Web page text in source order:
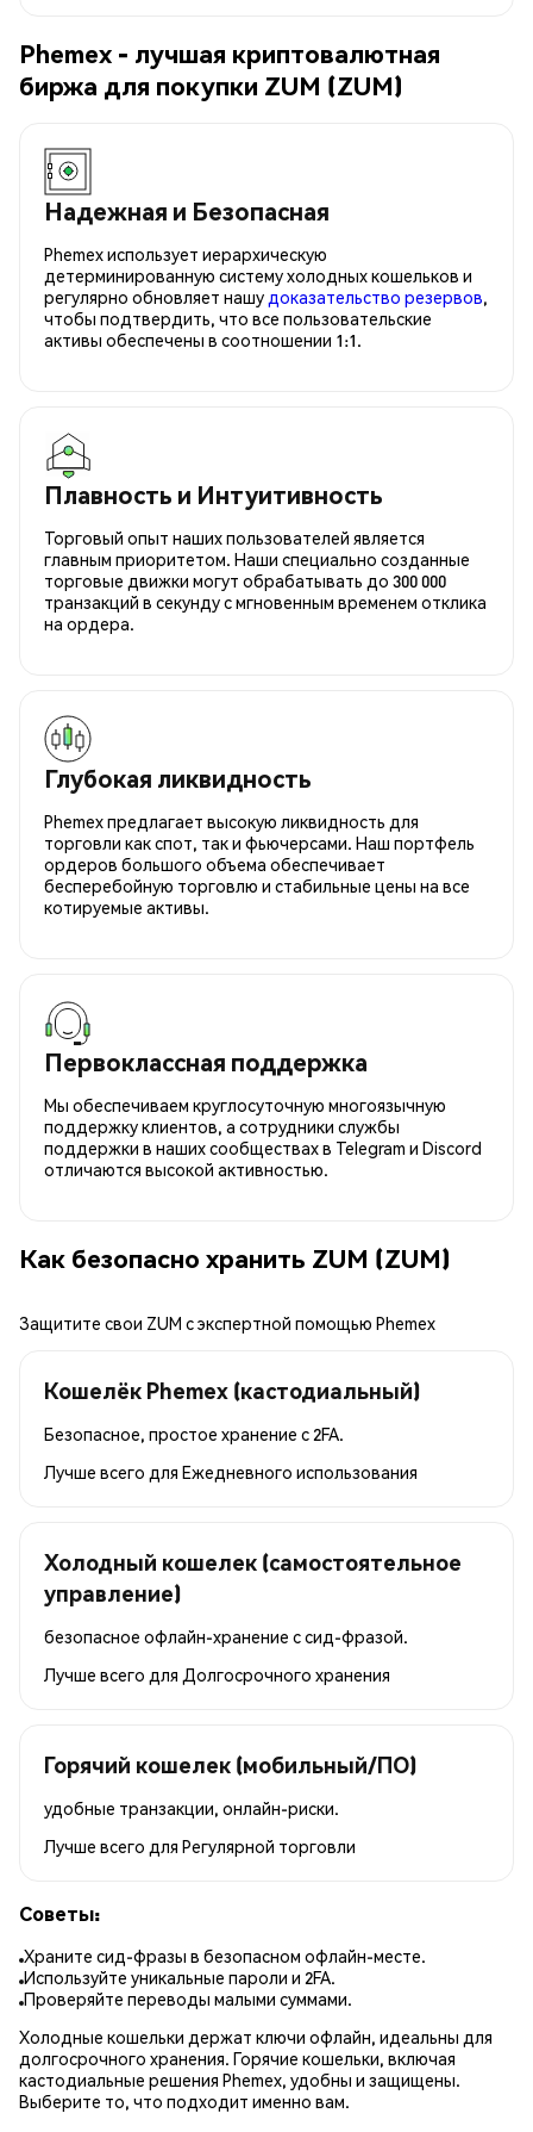
Phemex - лучшая криптовалютная
биржа для покупки ZUM (ZUM)
Надежная и Безопасная
Phemex использует иерархическую
детерминированную систему холодных кошельков и
регулярно обновляет нашу доказательство резервов,
чтобы подтвердить, что все пользовательские
активы обеспечены в соотношении 1:1.
Плавность и Интуитивность
Торговый опыт наших пользователей является
главным приоритетом. Наши специально созданные
торговые движки могут обрабатывать до 300 000
транзакций в секунду с мгновенным временем отклика
на ордера.
Глубокая ликвидность
Phemex предлагает высокую ликвидность для
торговли как спот, так и фьючерсами. Наш портфель
ордеров большого объема обеспечивает
бесперебойную торговлю и стабильные цены на все
котируемые активы.
Первоклассная поддержка
Мы обеспечиваем круглосуточную многоязычную
поддержку клиентов, а сотрудники службы
поддержки в наших сообществах в Telegram и Discord
отличаются высокой активностью.
Как безопасно хранить ZUM (ZUM)
Защитите свои ZUM с экспертной помощью Phemex
Кошелёк Phemex (кастодиальный)
Безопасное, простое хранение с 2FA.
Лучше всего для Ежедневного использования
Холодный кошелек (самостоятельное
управление)
безопасное офлайн-хранение с сид-фразой.
Лучше всего для Долгосрочного хранения
Горячий кошелек (мобильный/ПО)
удобные транзакции, онлайн-риски.
Лучше всего для Регулярной торговли
Советы:
Храните сид-фразы в безопасном офлайн-месте.
Используйте уникальные пароли и 2FA.
Проверяйте переводы малыми суммами.
Холодные кошельки держат ключи офлайн, идеальны для
долгосрочного хранения. Горячие кошельки, включая
кастодиальные решения Phemex, удобны и защищены.
Выберите то, что подходит именно вам.